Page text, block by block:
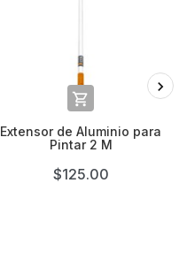

Extensor de Aluminio para
Pintar 2 M
$125.00